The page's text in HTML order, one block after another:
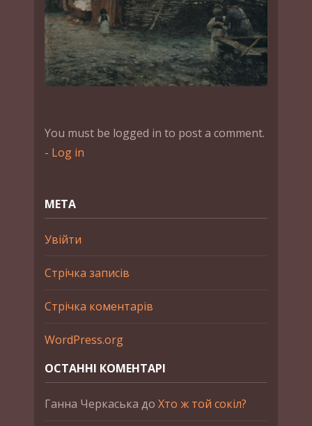
You must be logged in to post a comment.
- Log in
МЕТА
Увійти
Стрічка записів
Стрічка коментарів
WordPress.org
ОСТАННІ КОМЕНТАРІ
Ганна Черкаська до Хто ж той сокіл?